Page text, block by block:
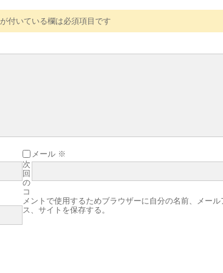
が付いている欄は必須項目です
メール ※
次
回
の
コ
メントで使用するためブラウザーに自分の名前、メール
ス、サイトを保存する。